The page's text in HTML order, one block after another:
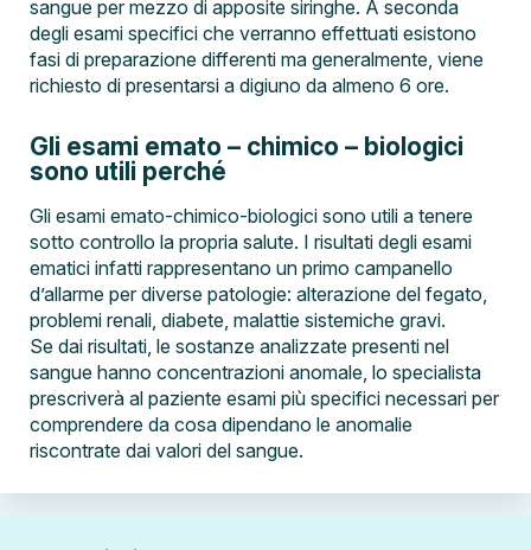
sangue per mezzo di apposite siringhe. A seconda
degli esami specifici che verranno effettuati esistono
fasi di preparazione differenti ma generalmente, viene
richiesto di presentarsi a digiuno da almeno 6 ore.
Gli esami emato – chimico – biologici
sono utili perché
Gli esami emato-chimico-biologici sono utili a tenere
sotto controllo la propria salute. I risultati degli esami
ematici infatti rappresentano un primo campanello
d’allarme per diverse patologie: alterazione del fegato,
problemi renali, diabete, malattie sistemiche gravi.
Se dai risultati, le sostanze analizzate presenti nel
sangue hanno concentrazioni anomale, lo specialista
prescriverà al paziente esami più specifici necessari per
comprendere da cosa dipendano le anomalie
riscontrate dai valori del sangue.